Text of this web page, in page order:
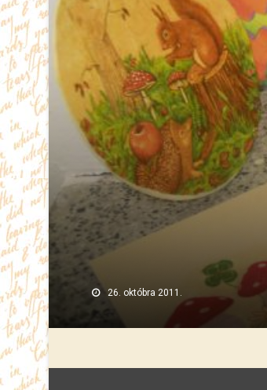
26. októbra 2011.